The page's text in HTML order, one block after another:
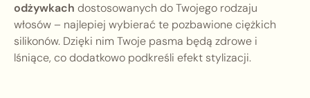
odżywkach dostosowanych do Twojego rodzaju
włosów – najlepiej wybierać te pozbawione ciężkich
silikonów. Dzięki nim Twoje pasma będą zdrowe i
lśniące, co dodatkowo podkreśli efekt stylizacji.